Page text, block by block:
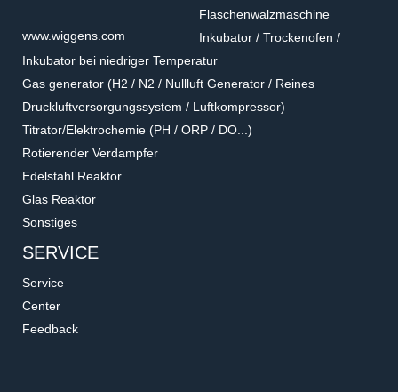
www.wiggens.com
Flaschenwalzmaschine
Inkubator / Trockenofen /
Inkubator bei niedriger Temperatur
Gas generator (H2 / N2 / Nullluft Generator / Reines
Druckluftversorgungssystem / Luftkompressor)
Titrator/Elektrochemie (PH / ORP / DO...)
Rotierender Verdampfer
Edelstahl Reaktor
Glas Reaktor
Sonstiges
SERVICE
Service
Center
Feedback